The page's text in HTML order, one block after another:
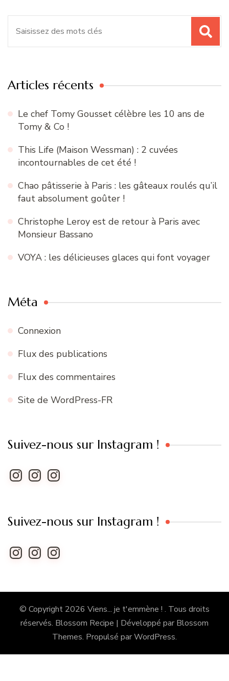
Articles récents
Le chef Tomy Gousset célèbre les 10 ans de
Tomy & Co !
This Life (Maison Wessman) : 2 cuvées
incontournables de cet été !
Chao pâtisserie à Paris : les gâteaux roulés qu’il
faut absolument goûter !
Christophe Leroy est de retour à Paris avec
Monsieur Bassano
VOYA : les délicieuses glaces qui font voyager
Méta
Connexion
Flux des publications
Flux des commentaires
Site de WordPress-FR
Suivez-nous sur Instagram !
Instagram
InstagramInstagram
Suivez-nous sur Instagram !
Instagram
InstagramInstagram
© Copyright 2026 Viens... je t'emmène ! . Tous droits
réservés. Blossom Recipe | Développé par Blossom
Themes. Propulsé parWordPress.